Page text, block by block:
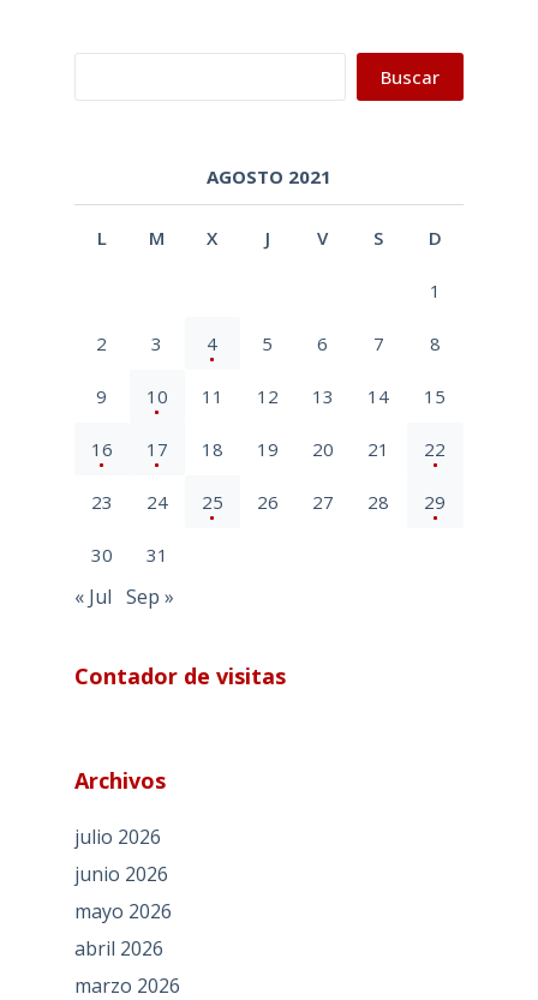
Buscar
AGOSTO 2021
L M X J V S D
1
2 3 4 5 6 7 8
9 10 11 12 13 14 15
16 17 18 19 20 21 22
23 24 25 26 27 28 29
30 31
« Jul Sep »
Contador de visitas
Archivos
julio 2026
junio 2026
mayo 2026
abril 2026
marzo 2026